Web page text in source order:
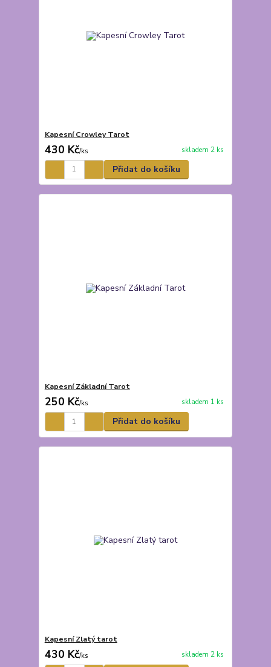
Kapesní Crowley Tarot
430 Kč/ks skladem 2 ks
Přidat do košíku
Kapesní Základní Tarot
250 Kč/ks skladem 1 ks
Přidat do košíku
Kapesní Zlatý tarot
430 Kč/ks skladem 2 ks